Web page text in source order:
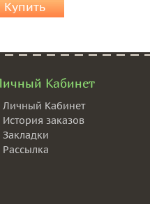
Купить
Кабинет
Личный Кабинет
История заказов
Закладки
Рассылка